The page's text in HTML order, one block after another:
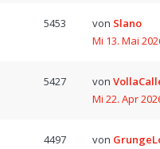
5453 von Slano
Mi 13. Mai
5427 von
Mi 22. Apr
4497 von